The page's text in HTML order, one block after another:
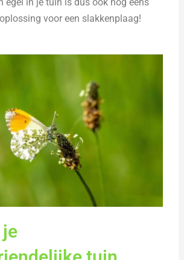
voor een slakkenplaag!